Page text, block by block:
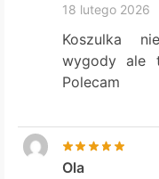
18 lutego 2026
Koszulka
wygody ale
Polecam
Ola